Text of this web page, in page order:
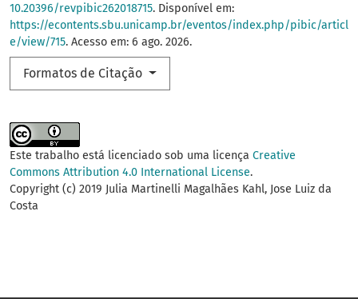
10.20396/revpibic262018715. Disponível em:
https://econtents.sbu.unicamp.br/eventos/index.php/pibic/articl
e/view/715. Acesso em: 6 ago. 2026.
Formatos de Citação
Este trabalho está licenciado sob uma licença Creative
Commons Attribution 4.0 International License.
Copyright (c) 2019 Julia Martinelli Magalhães Kahl, Jose Luiz da
Costa